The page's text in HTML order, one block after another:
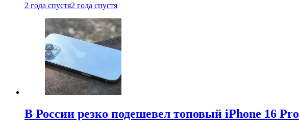
2 года спустя2 года спустя
В России резко подешевел топовый iPhone 16 Pro